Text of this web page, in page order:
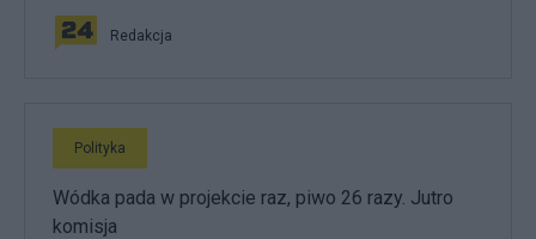
Redakcja
Polityka
Wódka pada w projekcie raz, piwo 26 razy. Jutro
komisja